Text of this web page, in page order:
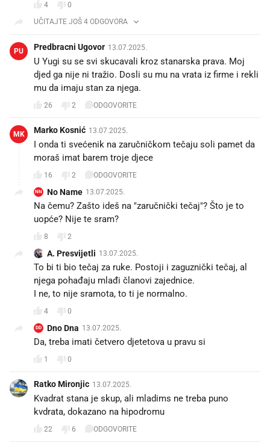
4
0
UČITAJTE JOŠ 4 ODGOVORA
PU Predbracni Ugovor 13.07.2025.
U Yugi su se svi skucavali kroz stanarska prava. Moj
djed ga nije ni tražio. Dosli su mu na vrata iz firme i rekli
mu da imaju stan za njega.
26 2 ODGOVORITE
MK Marko Kosnić 13.07.2025.
I onda ti svećenik na zaručničkom tečaju soli pamet da
moraš imat barem troje djece
16 2 ODGOVORITE
NN No Name 13.07.2025.
Na čemu? Zašto ideš na "zaručnički tečaj"? Što je to
uopće? Nije te sram?
8 2
A. Presvijetli 13.07.2025.
To bi ti bio tečaj za ruke. Postoji i zaguznički tečaj, al
njega pohađaju mlađi članovi zajednice.
I ne, to nije sramota, to ti je normalno.
4 0
DD Dno Dna 13.07.2025.
Da, treba imati četvero djetetova u pravu si
1 0
Ratko Mironjic 13.07.2025.
Kvadrat stana je skup, ali mladims ne treba puno
kvdrata, dokazano na hipodromu
22 6 ODGOVORITE